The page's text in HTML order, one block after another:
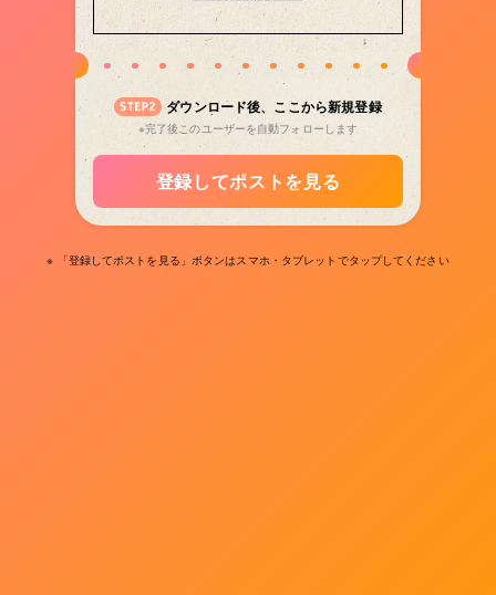
ダウンロード後、ここから新規登録
※完了後このユーザーを自動フォローします
登録してポストを見る
※ 「登録してポストを見る」ボタンはスマホ・タブレットでタップしてください